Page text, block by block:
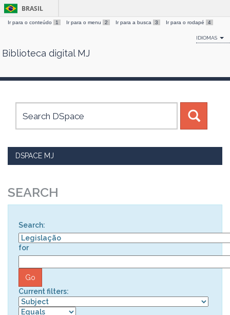
Skip
BRASIL
Ir para o conteúdo 1 Ir para o menu 2 Ir para a busca 3 Ir para o rodapé 4
IDIOMAS
Biblioteca digital MJ
DSPACE MJ
SEARCH
Search:
for
Current filters: